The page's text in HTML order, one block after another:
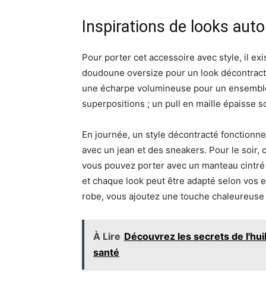
Inspirations de looks
Pour porter cet accessoire avec style, il
doudoune oversize pour un look
une écharpe volumineuse pour un
superpositions ; un pull en maille épaisse
En journée, un style décontracté
avec un jean et des sneakers. Pour le
vous pouvez porter avec un manteau
et chaque look peut être adapté selon vos
robe, vous ajoutez une touche
À Lire Découvrez les secrets de
santé